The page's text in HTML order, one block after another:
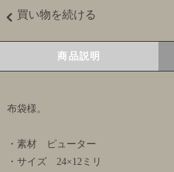
買い物を続ける
商品説明
布袋様。
・素材 ピューター
・サイズ 24×12ミリ